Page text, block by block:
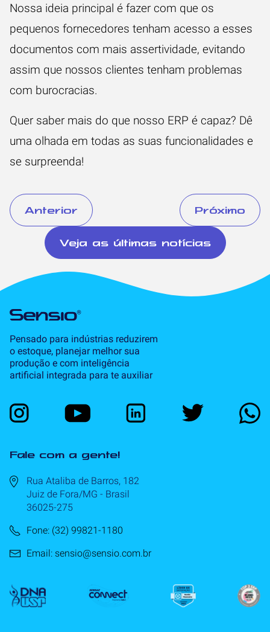
Nossa ideia principal é fazer com que os
pequenos fornecedores tenham acesso a esses
documentos com mais assertividade, evitando
assim que nossos clientes tenham problemas
com burocracias.
Quer saber mais do que nosso ERP é capaz? Dê
uma olhada em todas as suas funcionalidades e
se surpreenda!
Anterior Próximo
Veja as últimas notícias
Pensado para indústrias reduzirem
o estoque, planejar melhor sua
produção e com inteligência
artificial integrada para te auxiliar
Fale com a gente!
Rua Ataliba de Barros, 182
Juiz de Fora/MG - Brasil
36025-275
Fone: (32) 99821-1180
Email: sensio@sensio.com.br